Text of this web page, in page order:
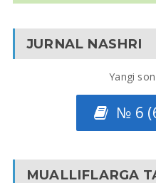
JURNAL NASHRI
Yangi
№ 6
MUALLIFLARGA